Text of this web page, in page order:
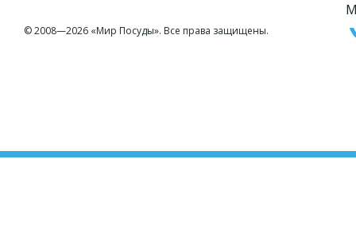
© 2008—2026 «Мир Посуды». Все права защищены.